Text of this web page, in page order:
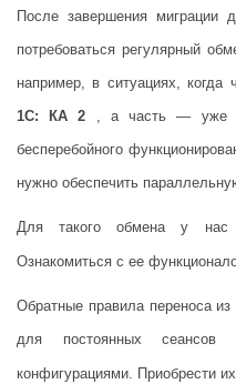
После завершения миграции
потребоваться регулярный
например, в ситуациях, когда
1С: КА 2 , а часть —
бесперебойного
нужно обеспечить
Для такого обмена у нас
Ознакомиться с ее
Обратные правила переноса из
для постоянных сеансов
конфигурациями. Приобрести